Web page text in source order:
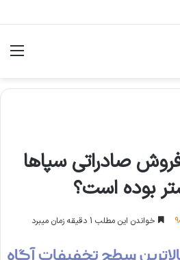
صادراتی سپاها
بوده است؟
خواندن این مطلب 1 دقیقه زمان میبرد